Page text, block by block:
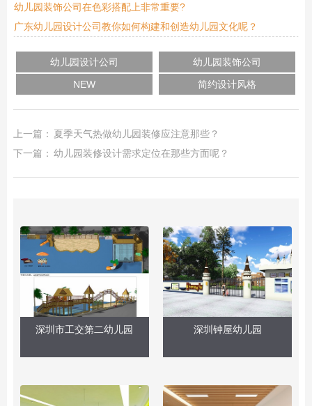
幼儿园装饰公司在色彩搭配上非常重要?
广东幼儿园设计公司教你如何构建和创造幼儿园文化呢？
幼儿园设计公司
幼儿园装饰公司
NEW
简约设计风格
上一篇： 夏季天气热做幼儿园装修应注意那些？
下一篇： 幼儿园装修设计需求定位在那些方面呢？
深圳市工交第二幼儿园 深圳钟屋幼儿园